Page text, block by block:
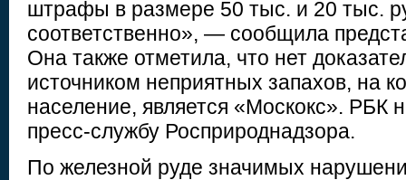
штрафы в размере 50 тыс. и 20 тыс.
соответственно», — сообщила
Она также отметила, что нет
источником неприятных запахов, на
население, является «Москокс». РБК
пресс-службу Росприроднадзора.
По железной руде значимых